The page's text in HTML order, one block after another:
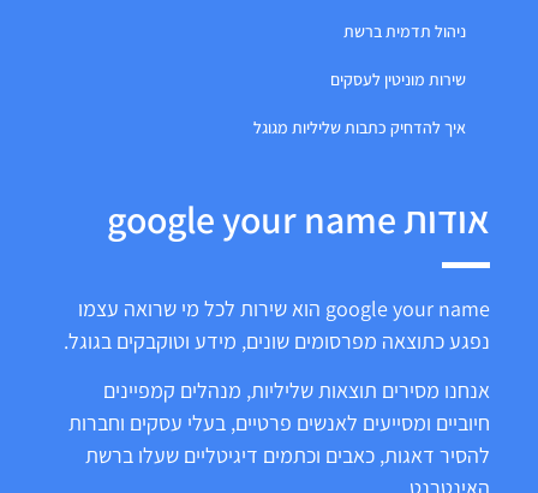
ניהול תדמית ברשת
שירות מוניטין לעסקים
איך להדחיק כתבות שליליות מגוגל
אודות google your name
google your name הוא שירות לכל מי שרואה עצמו
נפגע כתוצאה מפרסומים שונים, מידע וטוקבקים בגוגל.
אנחנו מסירים תוצאות שליליות, מנהלים קמפיינים
חיוביים ומסייעים לאנשים פרטיים, בעלי עסקים וחברות
להסיר דאגות, כאבים וכתמים דיגיטליים שעלו ברשת